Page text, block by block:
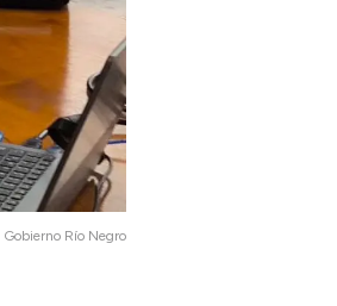
Gobierno Río Negro